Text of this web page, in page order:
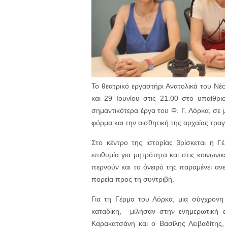
Το θεατρικό εργαστήρι Ανατολικά του
και 29 Ιουνίου στις 21.00 στο
σημαντικότερα έργα του Φ. Γ. Λόρκα, σε
φόρμα και την αισθητική της αρχαίας
Στο κέντρο της ιστορίας βρίσκεται η
επιθυμία για μητρότητα και στις
περνούν και το όνειρό της παραμένει
πορεία προς τη συντριβή.
Για τη Γέρμα του Λόρκα, μια σύγχρονη
καταδίκη, μίλησαν στην
Καρακατσάνη και ο Βασίλης